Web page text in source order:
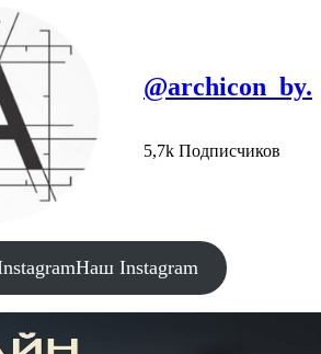
@archicon_by.
5,7k Подписчиков
Наш Instagram